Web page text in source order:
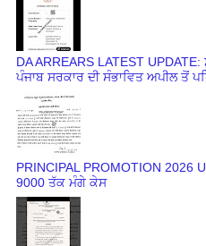
DA ARREARS LATEST
ਪੰਜਾਬ ਸਰਕਾਰ ਦੀ ਸੰਭਾਵਿਤ ਅਪੀਲ ਤੋਂ
PRINCIPAL PROMOTION 2026
9000 ਤੱਕ ਮੰਗੇ ਕੇਸ